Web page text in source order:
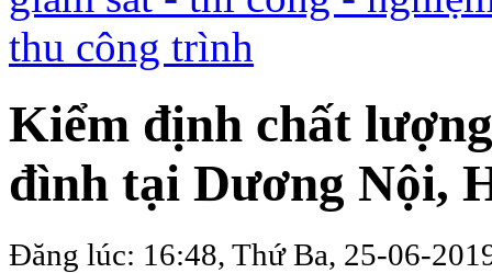
Kiểm định chất
đình tại Dương Nội,
Đăng lúc: 16:48, Thứ Ba, 25-06-